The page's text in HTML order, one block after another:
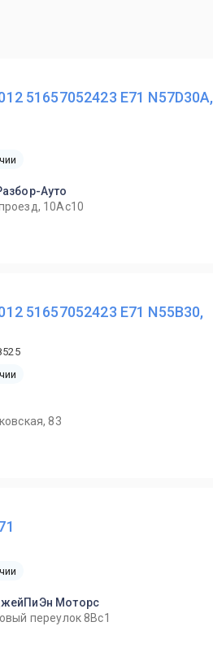
51657052423 E71 N57D30A,
Ауто
10Ас10
51657052423 E71 N55B30,
83
Моторс
переулок 8Вс1